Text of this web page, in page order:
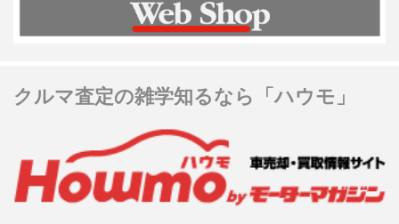
クルマ査定の雑学知るなら「ハウモ」